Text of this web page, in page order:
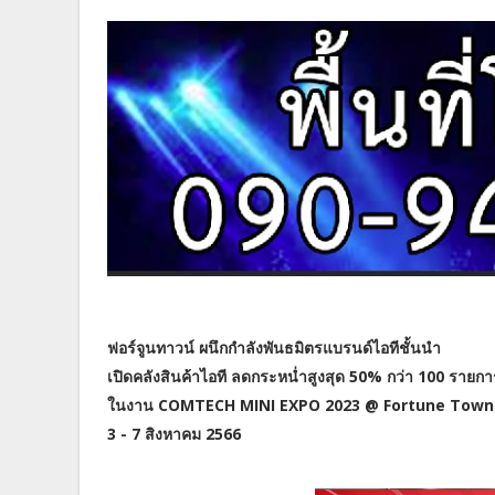
ฟอร์จูนทาวน์ ผนึกกำลังพันธมิตรแบรนด์ไอทีชั้นนำ
เปิดคลังสินค้าไอที ลดกระหน่ำสูงสุด 50% กว่า 100 รายก
ในงาน COMTECH MINI EXPO 2023 @ Fortune Town
3 - 7 สิงหาคม 2566